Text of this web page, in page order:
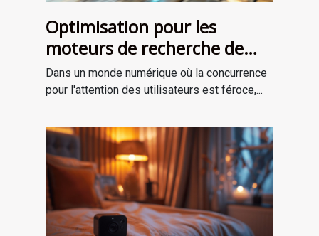
Optimisation pour les
moteurs de recherche de
contenu longue traîne
comment les articles
visibilité en ligne
Dans un monde numérique où la concurrence
pour l'attention des utilisateurs est féroce,...